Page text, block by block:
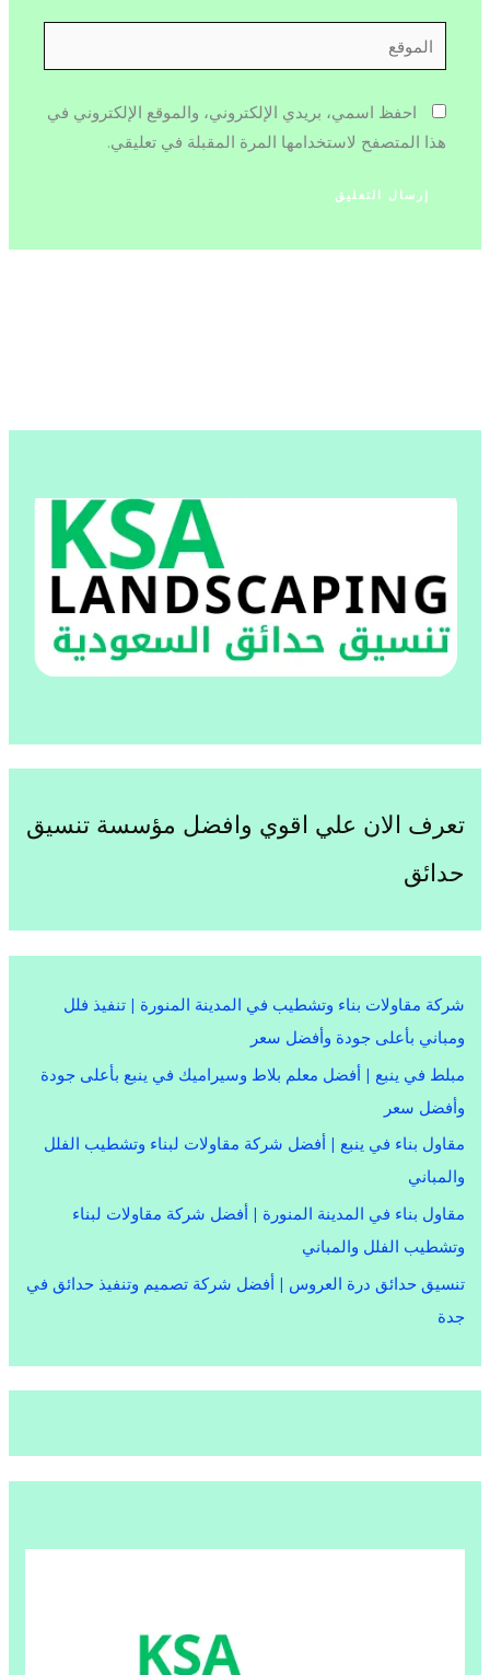
الموقع
احفظ اسمي، بريدي الإلكتروني، والموقع الإلكتروني في
هذا المتصفح لاستخدامها المرة المقبلة في تعليقي.
تعرف الان علي اقوي وافضل مؤسسة تنسيق
حدائق
شركة مقاولات بناء وتشطيب في المدينة المنورة | تنفيذ فلل
ومباني بأعلى جودة وأفضل سعر
مبلط في ينبع | أفضل معلم بلاط وسيراميك في ينبع بأعلى جودة
وأفضل سعر
مقاول بناء في ينبع | أفضل شركة مقاولات لبناء وتشطيب الفلل
والمباني
مقاول بناء في المدينة المنورة | أفضل شركة مقاولات لبناء
وتشطيب الفلل والمباني
تنسيق حدائق درة العروس | أفضل شركة تصميم وتنفيذ حدائق في
جدة